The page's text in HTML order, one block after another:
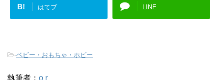
B! はてブ LINE
-ベビー・おもちゃ・ホビー
執筆者： o r